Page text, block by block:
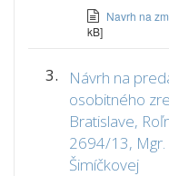
Navrh na
kB]
3.
Návrh na
osobitného
Bratislave,
2694/13, Mgr.
Šimíčkovej